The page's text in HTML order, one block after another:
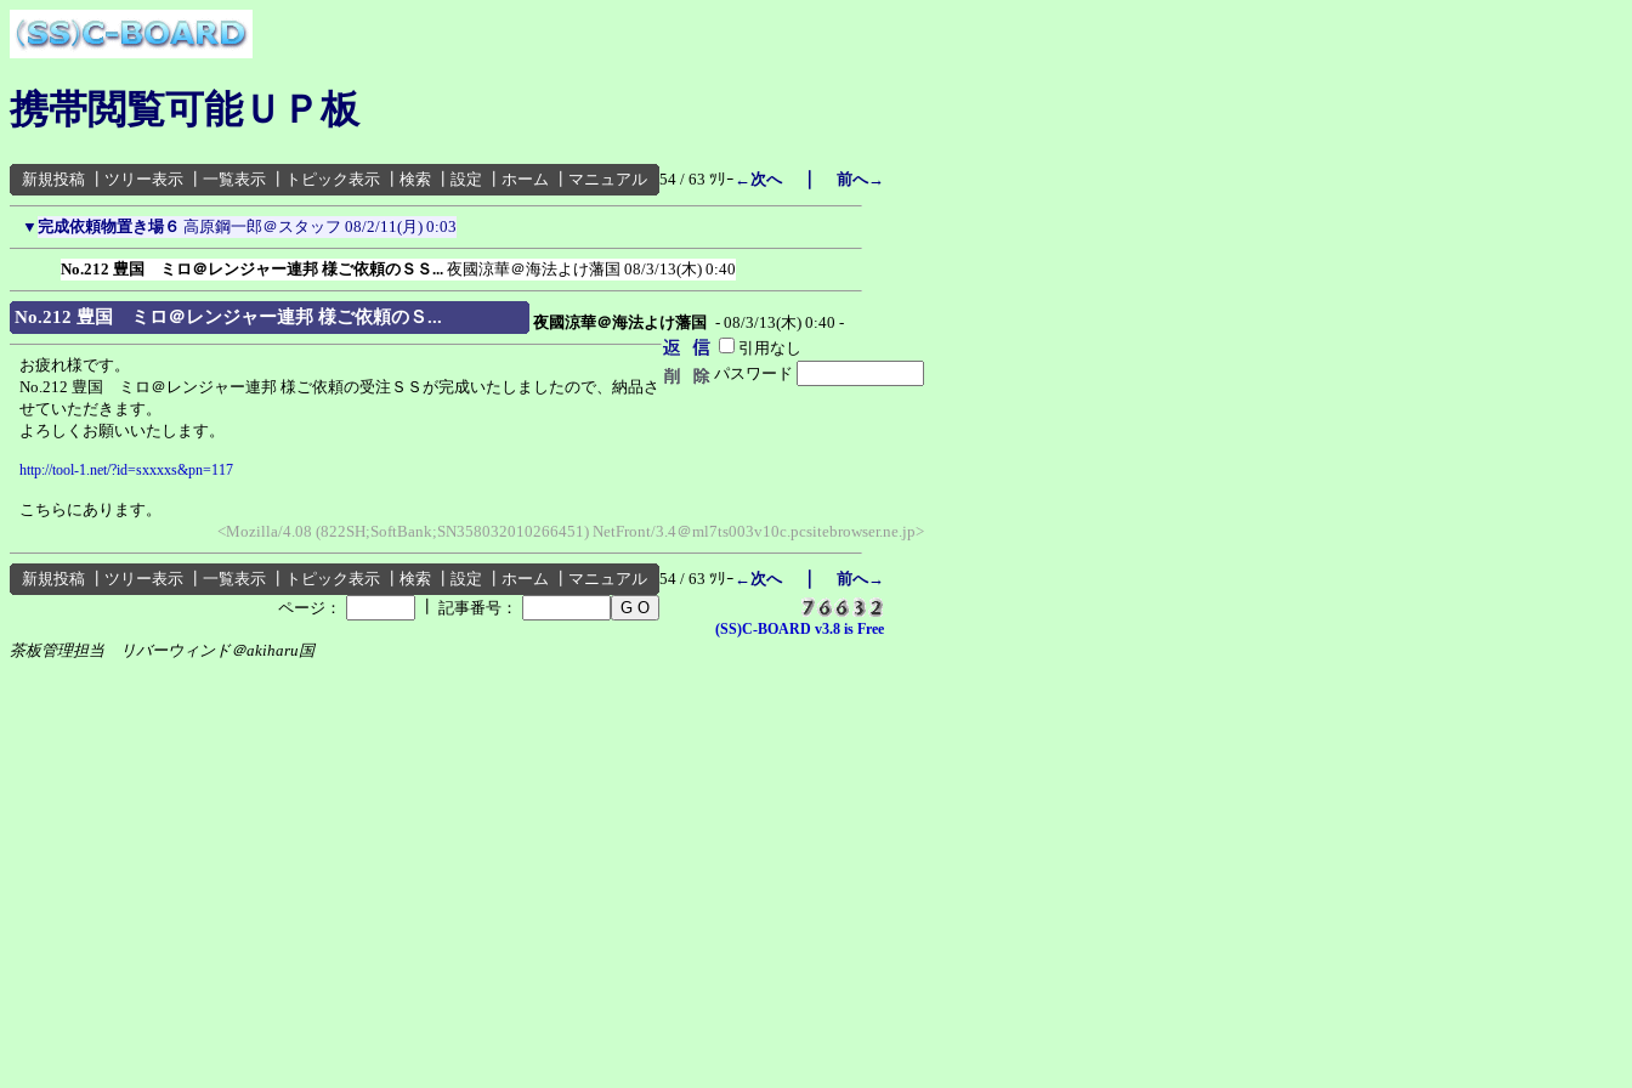
携帯閲覧可能ＵＰ板
新規投稿 ツリー表示 一覧表示 トピック表示 検索 設定 ホーム マニュアル 54 / 63 ﾂﾘｰ ←次へ｜ 前へ→
▼ 完成依頼物置き場６ 高原鋼一郎＠スタッフ 08/2/11(月) 0:03
No.212 豊国 ミロ＠レンジャー連邦 様ご依頼のＳＳ... 夜國涼華＠海法よけ藩国 08/3/13(木) 0:40
No.212 豊国 ミロ＠レンジャー連邦 様ご依頼のＳ... 夜國涼華＠海法よけ藩国 - 08/3/13(木) 0:40 -
引用なし
パスワード
お疲れ様です。
No.212 豊国 ミロ＠レンジャー連邦 様ご依頼の受注ＳＳが完成いたしましたので、納品さ
せていただきます。
よろしくお願いいたします。
http://tool-1.net/?id=sxxxxs&pn=117
こちらにあります。
<Mozilla/4.08 (822SH;SoftBank;SN358032010266451) NetFront/3.4＠ml7ts003v10c.pcsitebrowser.ne.jp>
新規投稿 ツリー表示 一覧表示 トピック表示 検索 設定 ホーム マニュアル 54 / 63 ﾂﾘｰ ←次へ｜ 前へ→
ページ：
記事番号：
(SS)C-BOARD v3.8 is Free
茶板管理担当 リバーウィンド＠akiharu国